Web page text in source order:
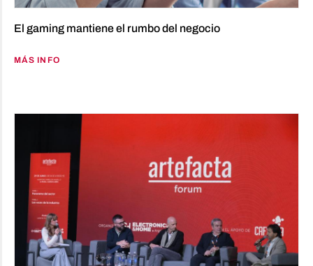
El gaming mantiene el rumbo del negocio
MÁS INFO